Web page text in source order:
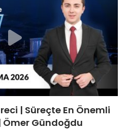
| Süreçte En Önemli
Gündoğdu